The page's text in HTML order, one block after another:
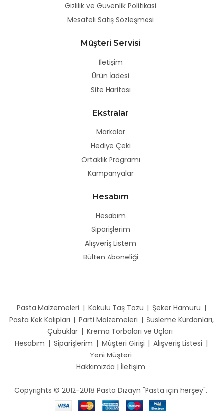
Gizlilik ve Güvenlik Politikasi
Mesafeli Satış Sözleşmesi
Müşteri Servisi
İletişim
Ürün İadesi
Site Haritası
Ekstralar
Markalar
Hediye Çeki
Ortaklık Programı
Kampanyalar
Hesabım
Hesabım
Siparişlerim
Alışveriş Listem
Bülten Aboneliği
Pasta Malzemeleri | Kokulu Taş Tozu | Şeker Hamuru |
Pasta Kek Kalıpları | Parti Malzemeleri | Süsleme Kürdanları,
Çubuklar | Krema Torbaları ve Uçları
Hesabım | Siparişlerim | Müşteri Girişi | Alışveriş Listesi |
Yeni Müşteri
Hakkımızda | İletişim
Copyrights © 2012-2018 Pasta Dizayn "Pasta için herşey".